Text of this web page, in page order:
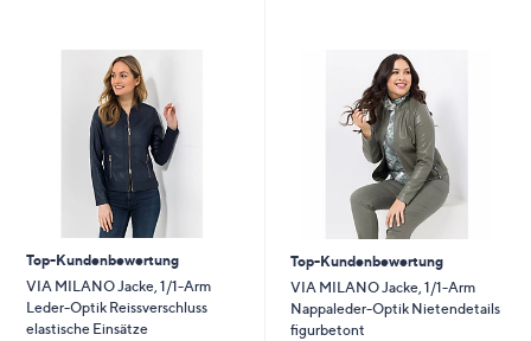
diese
anzuzeigen.
Top-Kundenbewertung
VIA MILANO Jacke, 1/1-Arm
Leder-Optik Reissverschluss
elastische Einsätze
Top-Kundenbewertung
VIA MILANO Jacke, 1/1-Arm
Nappaleder-Optik Nietendetails
figurbetont